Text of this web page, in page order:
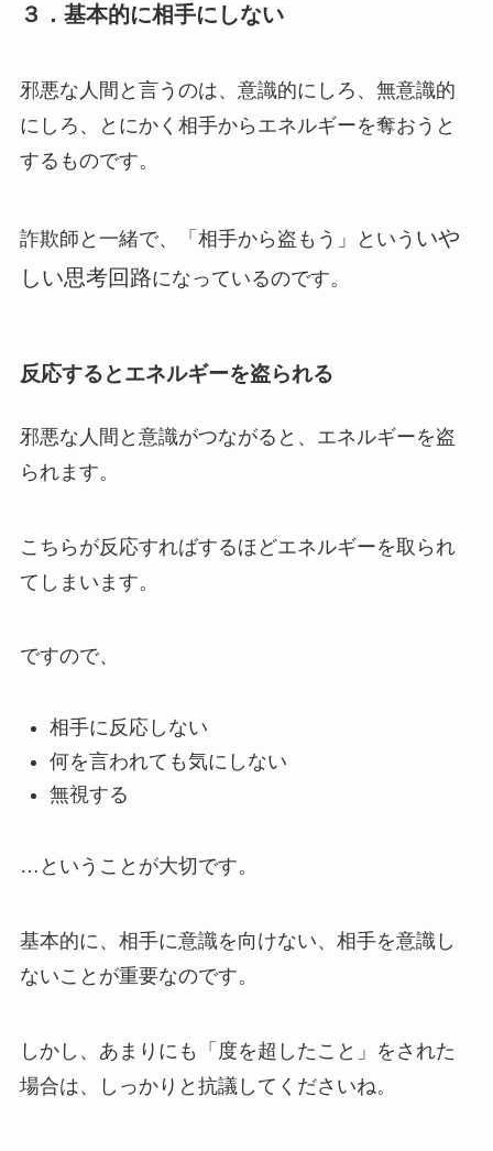
３．基本的に相手にしない
邪悪な人間と言うのは、意識的にしろ、無意識的
にしろ、とにかく相手からエネルギーを奪おうと
するものです。
詐欺師と一緒で、「相手から盗もう」という いや
しい思考回路になっているのです。
反応するとエネルギーを盗られる
邪悪な人間と意識がつながると、エネルギーを盗
られます。
こちらが反応すればするほどエネルギーを取られ
てしまいます。
ですので、
相手に反応しない
何を言われても気にしない
無視する
…ということが大切です。
基本的に、 相手に意識を向けない、相手を意識し
ないこと が重要なのです。
しかし、あまりにも「度を超したこと」をされた
場合は、しっかりと抗議してくださいね。